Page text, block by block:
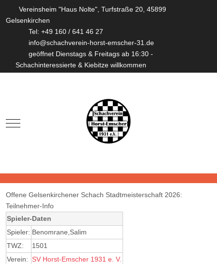
Vereinsheim "Haus Nolte", Turfstraße 20, 45899
Gelsenkirchen
Tel: +49 160 / 641 46 27
info@schachverein-horst-emscher-31.de
geöffnet Dienstags & Freitags ab 16:30 -
Schachinteressierte & Kiebitze willkommen
Mobile Menu Toggle
Offene Gelsenkirchener Schach Stadtmeisterschaft 2026:
Teilnehmer-Info
Spieler-Daten
Spieler: Benomrane,Salim
TWZ:
1501
Verein:
SV Horst-Emscher 1931 e. V.